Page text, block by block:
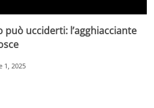
può ucciderti: l’agghiacciante
1, 2025